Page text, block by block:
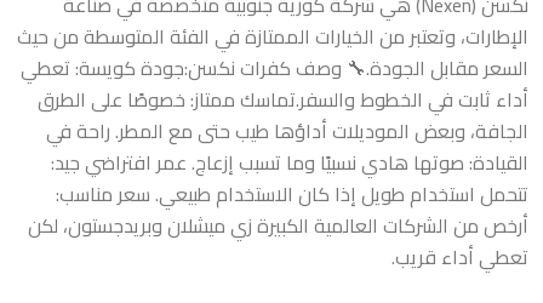
الإطارات، وتعتبر من الخيارات الممتازة في الفئة المتوسطة من حيث
السعر مقابل الجودة.🔧 وصف كفرات نكسن:جودة كويسة: تعطي
أداء ثابت في الخطوط والسفر.تماسك ممتاز: خصوصًا على الطرق
الجافة، وبعض الموديلات أداؤها طيب حتى مع المطر. راحة في
القيادة: صوتها هادي نسبيًا وما تسبب إزعاج. عمر افتراضي جيد:
تتحمل استخدام طويل إذا كان الاستخدام طبيعي. سعر مناسب:
أرخص من الشركات العالمية الكبيرة زي ميشلان وبريدجستون، لكن
تعطي أداء قريب.